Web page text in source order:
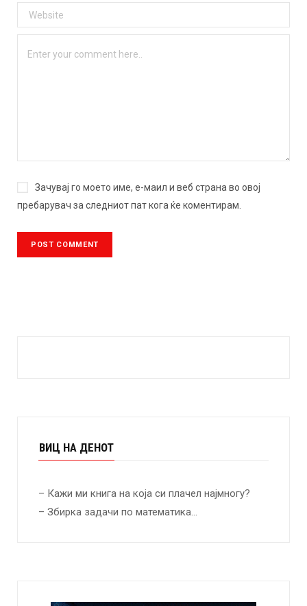
Зачувај го моето име, е-маил и веб страна во овој
пребарувач за следниот пат кога ќе коментирам.
ВИЦ НА ДЕНОТ
– Кажи ми книга на која си плачел најмногу?
– Збирка задачи по математика…